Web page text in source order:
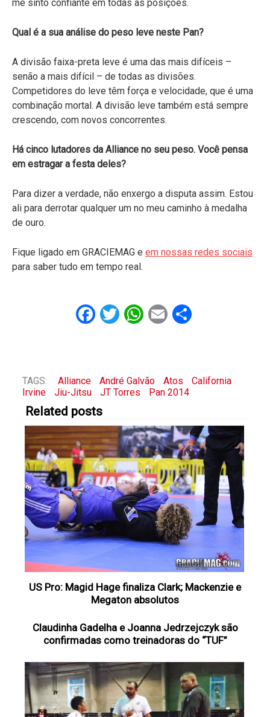
me sinto confiante em todas as posições.
Qual é a sua análise do peso leve neste Pan?
A divisão faixa-preta leve é uma das mais difíceis –
senão a mais difícil – de todas as divisões.
Competidores do leve têm força e velocidade, que é uma
combinação mortal. A divisão leve também está sempre
crescendo, com novos concorrentes.
Há cinco lutadores da Alliance no seu peso. Você pensa
em estragar a festa deles?
Para dizer a verdade, não enxergo a disputa assim. Estou
ali para derrotar qualquer um no meu caminho à medalha
de ouro.
Fique ligado em GRACIEMAG e em nossas redes sociais
para saber tudo em tempo real.
Facebook
Twitter
WhatsApp
EmailShare
TAGS: Alliance André Galvão Atos
California
Irvine
Jiu-Jitsu JT Torres Pan 2014
Related posts
US Pro: Magid Hage finaliza Clark; Mackenzie e
Megaton absolutos
Claudinha Gadelha e Joanna Jedrzejczyk são
confirmadas como treinadoras do “TUF”